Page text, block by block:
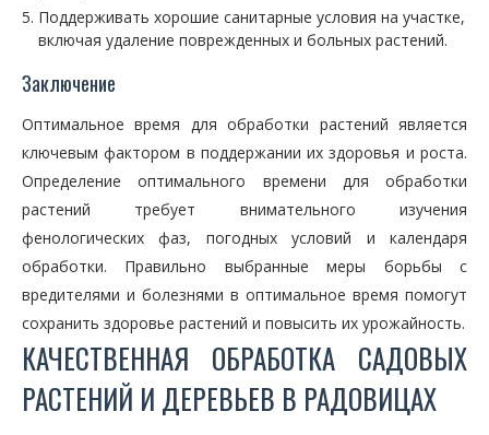
Поддерживать хорошие санитарные условия на участке,
включая удаление поврежденных и больных растений.
Заключение
Оптимальное время для обработки растений является
ключевым фактором в поддержании их здоровья и роста.
Определение оптимального времени для обработки
растений требует внимательного изучения
фенологических фаз, погодных условий и календаря
обработки. Правильно выбранные меры борьбы с
вредителями и болезнями в оптимальное время помогут
сохранить здоровье растений и повысить их урожайность.
КАЧЕСТВЕННАЯ ОБРАБОТКА САДОВЫХ
РАСТЕНИЙ И ДЕРЕВЬЕВ В РАДОВИЦАХ